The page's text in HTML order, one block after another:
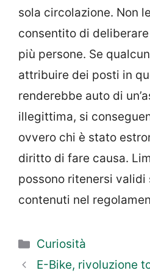
sola circolazione. Non
consentito di
più persone. Se
attribuire dei posti in
renderebbe auto di
illegittima, si
ovvero chi è stato
diritto di fare causa.
possono ritenersi validi
contenuti nel
Categorie
Curiosità
E-Bike, rivoluzione